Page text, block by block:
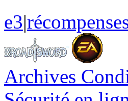
e3|
Archives